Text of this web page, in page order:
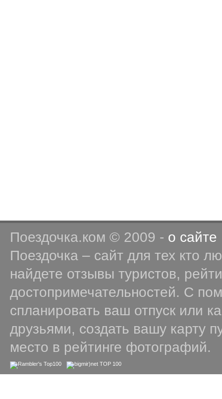
Поездочка.ком © 2009 - о сайте
Поездочка – сайт для тех кто
найдете отзывы туристов,
достопримечательностей. С
спланировать ваш отпуск или
друзьями, создать вашу карту
место в рейтинге фотографий.